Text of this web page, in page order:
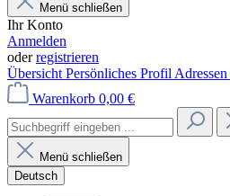
Menü schließen
Ihr Konto
Anmelden
oderregistrieren
Übersicht Persönliches Profil Adressen
Warenkorb 0,00 €
Menü schließen
Deutsch